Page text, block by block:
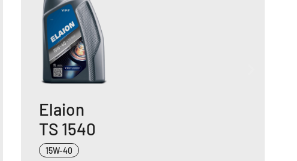
Elaion
TS 1540
15W-40